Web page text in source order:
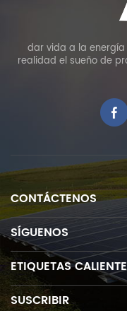
dar vida a la
realidad el sueño de
CONTÁCTENOS
SÍGUENOS
ETIQUETAS
SUSCRIBIR